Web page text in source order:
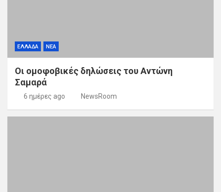
ΕΛΛΑΔΑ ΝΕΑ
Οι ομοφοβικές δηλώσεις του Αντώνη
Σαμαρά
6 ημέρες ago NewsRoom